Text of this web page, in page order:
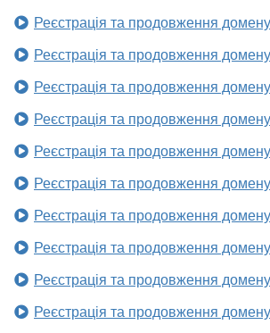
Реєстрація та продовження домену
Реєстрація та продовження домену
Реєстрація та продовження домену
Реєстрація та продовження домену
Реєстрація та продовження домену
Реєстрація та продовження домену
Реєстрація та продовження домену
Реєстрація та продовження домену
Реєстрація та продовження домену
Реєстрація та продовження домену